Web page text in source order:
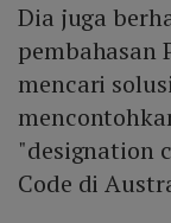
Dia juga
pembahasan
mencari
"designation
Code di